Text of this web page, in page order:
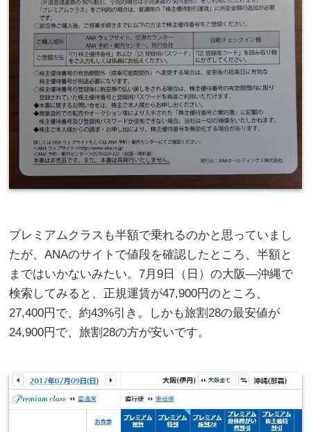
プレミアムクラスも半額で乗れるのかと思っていまし
たが、ANAのサイトで値段を確認したところ、半額と
まではいかないみたい。7月9日（日）の大阪―沖縄で
検索してみると、正規運賃が47,900円のところ、
27,400円で、約43%引き。しかも旅割28の最安値が
24,900円で、旅割28の方が安いです。